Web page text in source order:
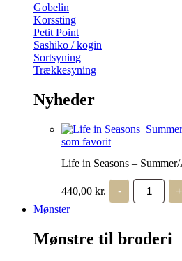
Gobelin
Korssting
Petit Point
Sashiko / kogin
Sortsyning
Trækkesyning
Nyheder
som favorit
Life in Seasons –
440,00 kr. -
Life
Seasons
(Volume
+
Mønster
Mønstre til broderi